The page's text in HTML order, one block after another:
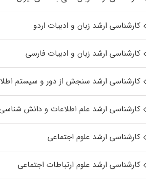
کارشناسی ارشد زبان و ادبیات اردو
کارشناسی ارشد زبان و ادبیات فارسی
کارشناسی ارشد سنجش از دور و سیستم
کارشناسی ارشد علم اطلاعات و دانش
کارشناسی ارشد علوم اجتماعی
کارشناسی ارشد علوم ارتباطات اجتماعی